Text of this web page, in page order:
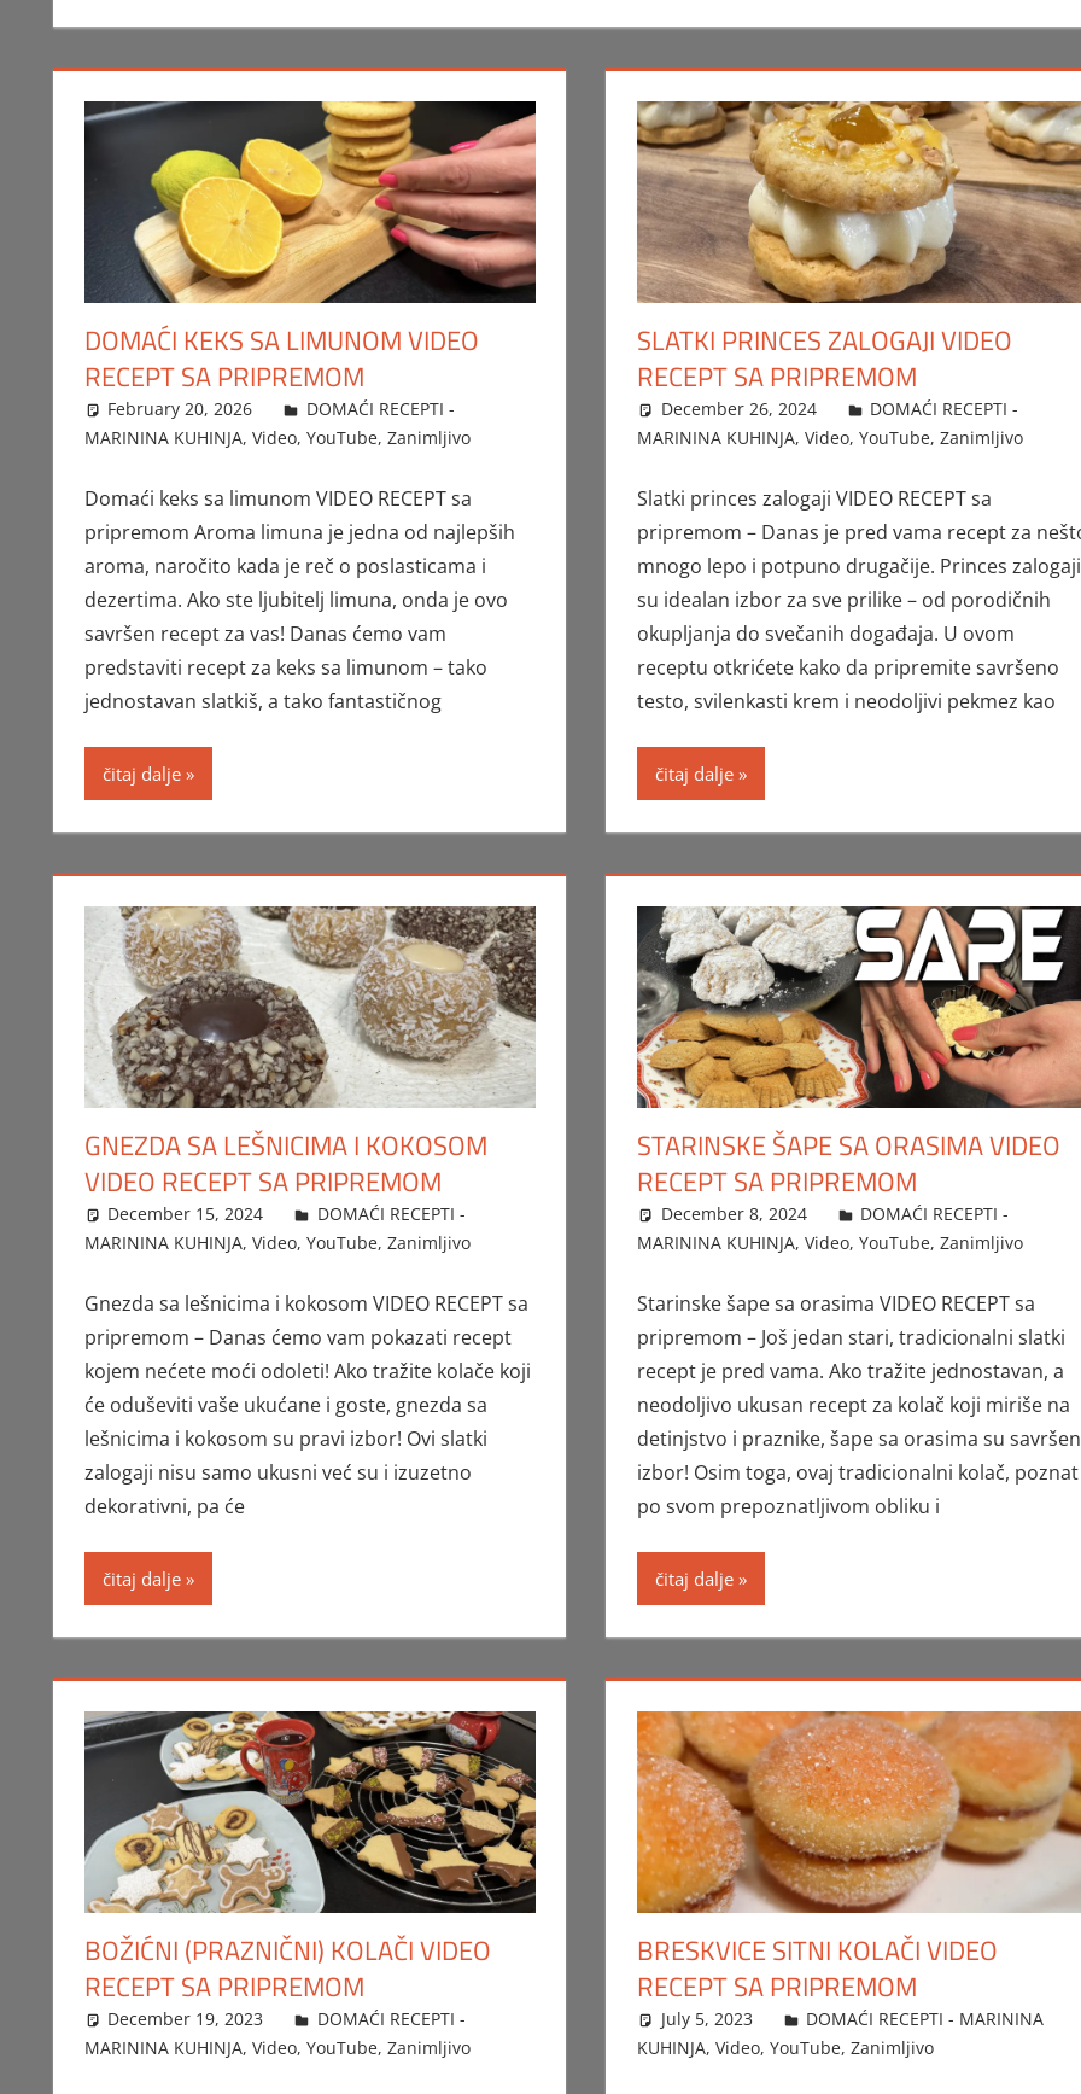
DOMAĆI KEKS SA LIMUNOM VIDEO
RECEPT SA PRIPREMOM
February 20, 2026 FTorgAdmin
DOMAĆI RECEPTI -
MARININA KUHINJA, Video, YouTube, Zanimljivo
Domaći keks sa limunom VIDEO RECEPT sa
pripremom Aroma limuna je jedna od najlepših
aroma, naročito kada je reč o poslasticama i
dezertima. Ako ste ljubitelj limuna, onda je ovo
savršen recept za vas! Danas ćemo vam
predstaviti recept za keks sa limunom – tako
jednostavan slatkiš, a tako fantastičnog
čitaj dalje
SLATKI PRINCES ZALOGAJI VIDEO
RECEPT SA PRIPREMOM
December 26, 2024 FTorgAdmin
DOMAĆI RECEPTI -
MARININA KUHINJA, Video, YouTube, Zanimljivo
Slatki princes zalogaji VIDEO RECEPT sa
pripremom – Danas je pred vama recept za
mnogo lepo i potpuno drugačije. Princes zalogaji
su idealan izbor za sve prilike – od porodičnih
okupljanja do svečanih događaja. U ovom
receptu otkrićete kako da pripremite savršeno
testo, svilenkasti krem i neodoljivi pekmez kao
čitaj dalje
GNEZDA SA LEŠNICIMA I KOKOSOM
VIDEO RECEPT SA PRIPREMOM
December 15, 2024 FTorgAdmin
DOMAĆI RECEPTI -
MARININA KUHINJA, Video, YouTube, Zanimljivo
Gnezda sa lešnicima i kokosom VIDEO RECEPT sa
pripremom – Danas ćemo vam pokazati recept
kojem nećete moći odoleti! Ako tražite kolače koji
će oduševiti vaše ukućane i goste, gnezda sa
lešnicima i kokosom su pravi izbor! Ovi slatki
zalogaji nisu samo ukusni već su i izuzetno
dekorativni, pa će
čitaj dalje
STARINSKE ŠAPE SA ORASIMA VIDEO
RECEPT SA PRIPREMOM
December 8, 2024 FTorgAdmin
DOMAĆI RECEPTI -
MARININA KUHINJA, Video, YouTube, Zanimljivo
Starinske šape sa orasima VIDEO RECEPT sa
pripremom – Još jedan stari, tradicionalni slatki
recept je pred vama. Ako tražite jednostavan, a
neodoljivo ukusan recept za kolač koji miriše na
detinjstvo i praznike, šape sa orasima su savršen
izbor! Osim toga, ovaj tradicionalni kolač, poznat
po svom prepoznatljivom obliku i
čitaj dalje
BOŽIĆNI (PRAZNIČNI) KOLAČI VIDEO
RECEPT SA PRIPREMOM
December 19, 2023 FTorgAdmin
DOMAĆI RECEPTI -
MARININA KUHINJA, Video, YouTube, Zanimljivo
BRESKVICE SITNI KOLAČI VIDEO
RECEPT SA PRIPREMOM
July 5, 2023 FTorgAdmin
DOMAĆI RECEPTI - MARININA
KUHINJA, Video, YouTube, Zanimljivo